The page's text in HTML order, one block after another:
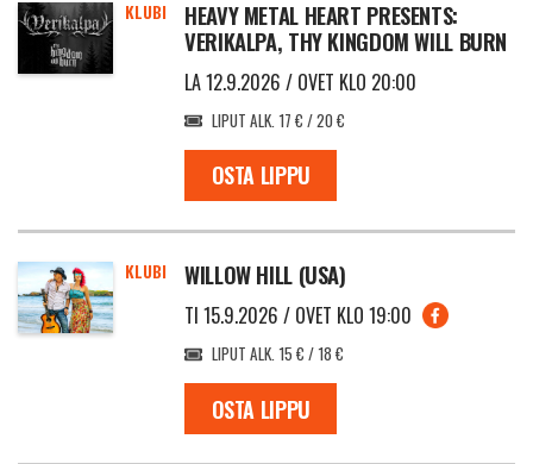
KLUBI
HEAVY METAL HEART PRESENTS:
VERIKALPA, THY KINGDOM WILL BURN
LA 12.9.2026 / OVET KLO 20:00
LIPUT ALK. 17 € / 20 €
OSTA LIPPU
KLUBI WILLOW HILL (USA)
TI 15.9.2026 / OVET KLO 19:00
LIPUT ALK. 15 € / 18 €
OSTA LIPPU